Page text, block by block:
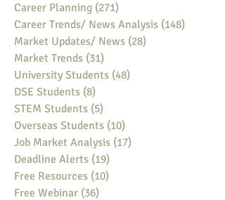
Career Planning (271)
Career Trends/ News Analysis (148)
Market Updates/ News (28)
Market Trends (31)
University Students (48)
DSE Students (8)
STEM Students (5)
Overseas Students (10)
Job Market Analysis (17)
Deadline Alerts (19)
Free Resources (10)
Free Webinar (36)